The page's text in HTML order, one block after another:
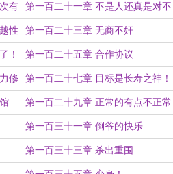
有 第一百二十一章 不是人还真是对不
起了啊！
性 第一百二十三章 无商不奸
！ 第一百二十五章 合作协议
修 第一百二十七章 目标是长寿之神！
第一百二十九章 正常的有点不正常
第一百三十一章 倒爷的快乐
第一百三十三章 杀出重围